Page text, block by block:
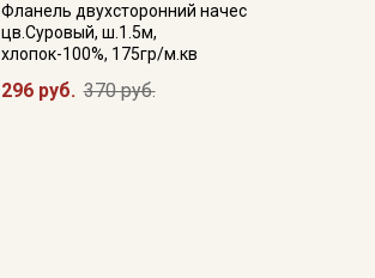
Фланель двухсторонний начес
цв.Суровый, ш.1.5м,
хлопок-100%, 175гр/м.кв
296 руб. 370 руб.